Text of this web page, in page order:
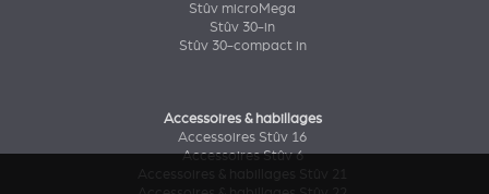
Stûv microMega
Stûv 30-in
Stûv 30-compact in
Accessoires & habillages
Accessoires Stûv 16
Accessoires Stûv 6